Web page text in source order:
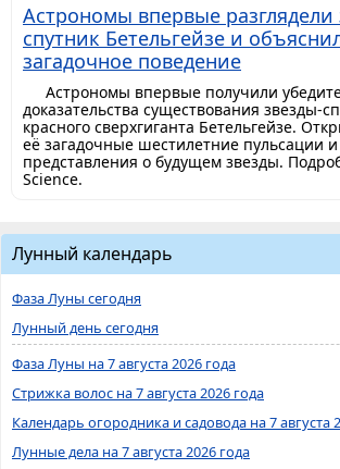
Астрономы впервые разглядели
спутник Бетельгейзе и
загадочное поведение
Астрономы впервые получили
доказательства существования звезды-
красного сверхгиганта Бетельгейзе.
её загадочные шестилетние пульсации
представления о будущем звезды.
Science.
Лунный календарь
Фаза Луны сегодня
Лунный день сегодня
Фаза Луны на 7 августа 2026 года
Стрижка волос на 7 августа 2026 года
Календарь огородника и садовода на 7 августа
Лунные дела на 7 августа 2026 года